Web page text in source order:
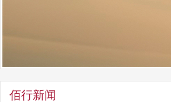
佰行新闻